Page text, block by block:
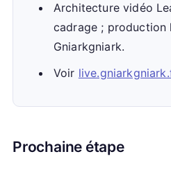
Architecture vidéo
cadrage ; production
Gniarkgniark.
Voir
Prochaine étape